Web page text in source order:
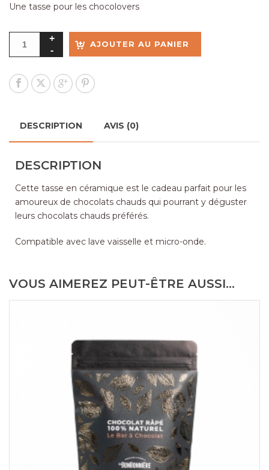
Une tasse pour les chocolovers
AJOUTER AU PANIER
DESCRIPTION AVIS (0)
DESCRIPTION
Cette tasse en céramique est le cadeau parfait pour les
amoureux de chocolats chauds qui pourrant y déguster
leurs chocolats chauds préférés.
Compatible avec lave vaisselle et micro-onde.
VOUS AIMEREZ PEUT-ÊTRE AUSSI…